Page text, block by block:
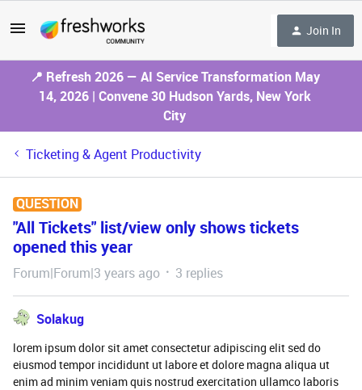
Join In
📍 Refresh 2026 — AI Service Transformation May
14, 2026 | Convene 30 Hudson Yards, New York
City
Ticketing & Agent Productivity
QUESTION
"All Tickets" list/view only shows tickets
opened this year
Forum|Forum|3 years ago 3 replies
Solakug
lorem ipsum dolor sit amet consectetur adipiscing elit sed do
eiusmod tempor incididunt ut labore et dolore magna aliqua ut
enim ad minim veniam quis nostrud exercitation ullamco laboris